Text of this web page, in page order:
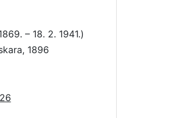
– 18. 2. 1941.)
1896